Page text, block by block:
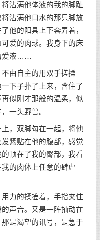
沾满他体液的我的脚趾
沾满他口水的那只脚放
他的阳具上下套弄着，
爱的肉球。我身下的床
爱液……
由自主的用双手搓揉
下子扑了上来，含住了
似刚才那般的温柔，似
一头野兽。
，双脚勾在一起，将他
紧贴在他的腹部，感觉
顶在了我的臀部，我看
的肉体上任意的肆虐
力的揉搓着，手指夹住
声音。又是一阵抽动在
是渴望的讯号，是急于